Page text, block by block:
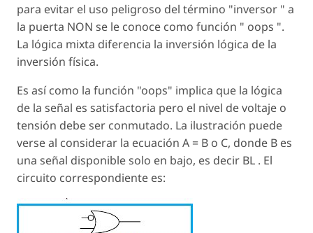
para evitar el uso peligroso del término "inversor " a
la puerta NON se le conoce como función " oops ".
La lógica mixta diferencia la inversión lógica de la
inversión física.
Es así como la función "oops" implica que la lógica
de la señal es satisfactoria pero el nivel de voltaje o
tensión debe ser conmutado. La ilustración puede
verse al considerar la ecuación A = B o C, donde B es
una señal disponible solo en bajo, es decir BL . El
circuito correspondiente es: